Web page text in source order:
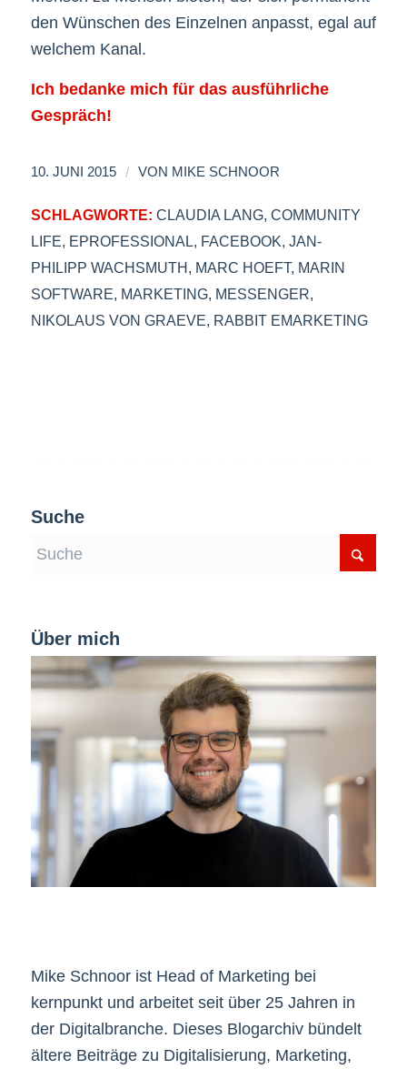
den Wünschen des Einzelnen anpasst, egal auf
welchem Kanal.
Ich bedanke mich für das ausführliche
Gespräch!
10. JUNI 2015 / VON MIKE SCHNOOR
SCHLAGWORTE: CLAUDIA LANG, COMMUNITY
LIFE, EPROFESSIONAL, FACEBOOK, JAN-
PHILIPP WACHSMUTH, MARC HOEFT, MARIN
SOFTWARE, MARKETING, MESSENGER,
NIKOLAUS VON GRAEVE, RABBIT EMARKETING
Suche
Über mich
Mike Schnoor ist Head of Marketing bei
kernpunkt und arbeitet seit über 25 Jahren in
der Digitalbranche. Dieses Blogarchiv bündelt
ältere Beiträge zu Digitalisierung, Marketing,